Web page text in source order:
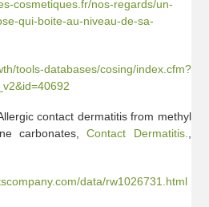
cosmetiques.fr/nos-regards/un-
qui-boite-au-niveau-de-sa-
tools-databases/cosing/index.cfm?
Allergic contact dermatitis from methyl
carbonates,Contact Dermatitis.
data/rw1026731.html